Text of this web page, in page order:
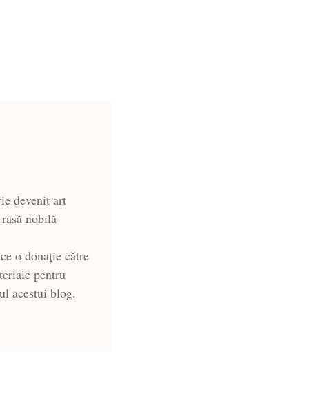
devenit art
nobilă
o donație către
pentru
acestui blog.